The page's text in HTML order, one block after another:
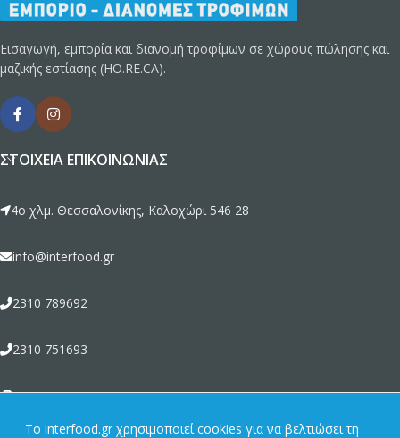
Εισαγωγή, εμπορία και διανομή τροφίμων σε χώρους πώλησης και
μαζικής εστίασης (HO.RE.CA).
ΣΤΟΙΧΕΊΑ ΕΠΙΚΟΙΝΩΝΊΑΣ
4ο χλμ. Θεσσαλονίκης, Καλοχώρι 546 28
info@interfood.gr
2310 789692
2310 751693
2310 789464
To interfood.gr χρησιμοποιεί cookies για να βελτιώσει τη